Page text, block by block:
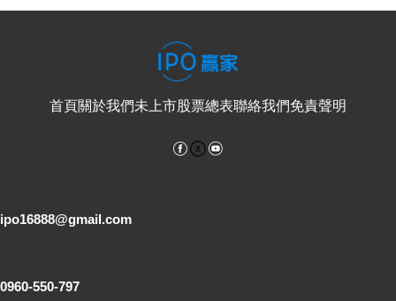
首頁關於我們未上市股票總表聯絡我們免責聲明
Facebook
ipo16888@gmail.com
0960-550-797